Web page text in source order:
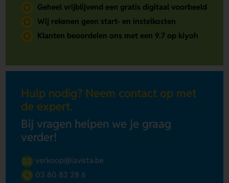
Geheel vrijblijvend een gratis digitaal voorbeeld
Wij rekenen geen start- en instelkosten
Klanten beoordelen ons met een 9.7 op kiyoh
Hulp nodig? Neem contact op met
de expert.
Bij vragen helpen we je graag
verder!
verkoop@lavista.be
03 80 83 28 6